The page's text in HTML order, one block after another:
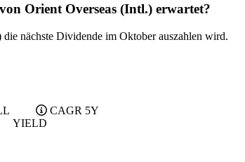
Orient Overseas (Intl.) erwartet?
nächste Dividende im Oktober auszahlen wird.
YIELD
CAGR 5Y